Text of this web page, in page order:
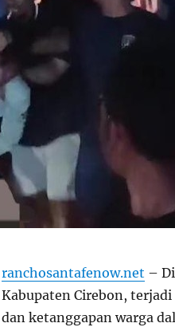
ranchosantafenow.net –
Kabupaten Cirebon,
dan ketanggapan warga